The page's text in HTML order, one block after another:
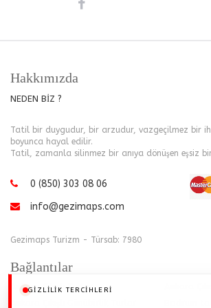
GIZLILIK TERCIHLERI
Hakkımızda
NEDEN BİZ ?
Tatil bir duygudur, bir arzudur, vazgeçilmez bir
boyunca hayal edilir.
Tatil, zamanla silinmez bir anıya dönüşen eşsiz
0 (850) 303 08 06
info@gezimaps.com
Gezimaps Turizm - Türsab: 7980
Bağlantılar
Ankara Çıkışlı Turlar
Ankara